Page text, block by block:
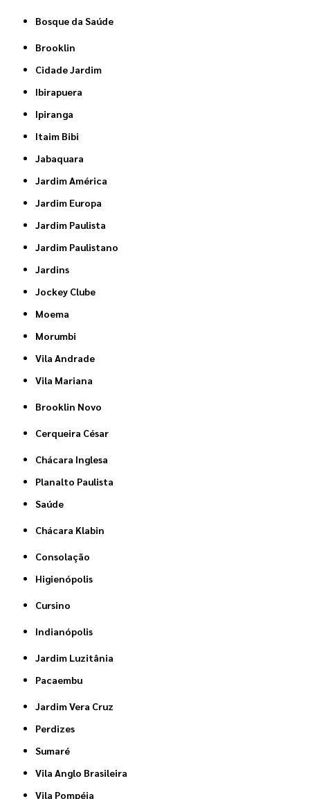
Bosque da Saúde
Brooklin
Cidade Jardim
Ibirapuera
Ipiranga
Itaim Bibi
Jabaquara
Jardim América
Jardim Europa
Jardim Paulista
Jardim Paulistano
Jardins
Jockey Clube
Moema
Morumbi
Vila Andrade
Vila Mariana
Brooklin Novo
Cerqueira César
Chácara Inglesa
Planalto Paulista
Saúde
Chácara Klabin
Consolação
Higienópolis
Cursino
Indianópolis
Jardim Luzitânia
Pacaembu
Jardim Vera Cruz
Perdizes
Sumaré
Vila Anglo Brasileira
Vila Pompéia